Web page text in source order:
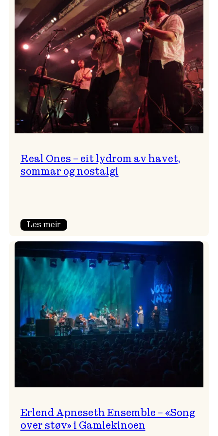
og
…?
Real Ones – eit lydrom av havet,
sommar og nostalgi
Les meir:
Ones
–
eit
lydrom
av
havet,
sommar
og
nostalgi
Erlend Apneseth Ensemble – «Song
over støv» i Gamlekinoen